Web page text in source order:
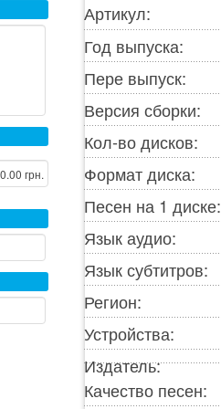
Артикул:
Год выпуска:
Пере выпуск:
Версия сборки:
Кол-во дисков:
Формат диска:
Песен на 1 диске:
Язык аудио:
Язык субтитров:
Регион:
Устройства:
Издатель:
Качество песен: